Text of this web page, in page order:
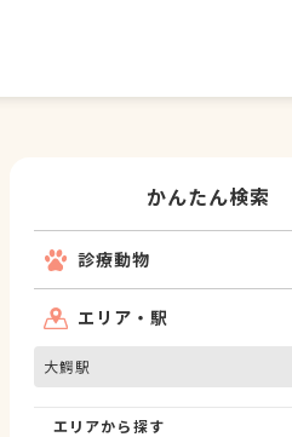
かんたん検索
診療動物
エリア・駅
大鰐駅
エリアから探す